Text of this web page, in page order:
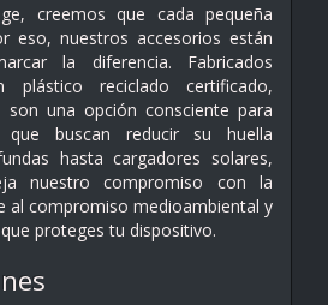
creemos que cada pequeña
eso, nuestros accesorios están
la diferencia. Fabricados
plástico reciclado certificado,
son una opción consciente para
que buscan reducir su huella
hasta cargadores solares,
nuestro compromiso con la
al compromiso medioambiental y
proteges tu dispositivo.